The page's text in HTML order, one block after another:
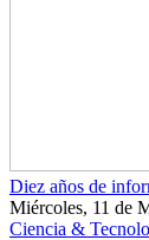
Diez años de
Miércoles, 11 de
Ciencia &